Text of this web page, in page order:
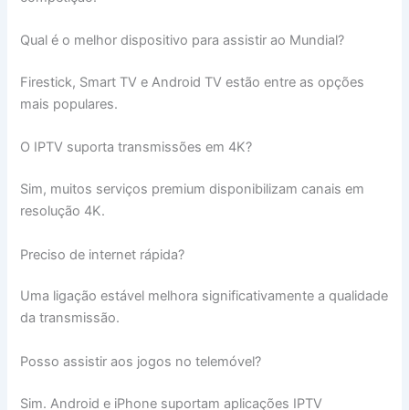
Qual é o melhor dispositivo para assistir ao Mundial?
Firestick, Smart TV e Android TV estão entre as opções
mais populares.
O IPTV suporta transmissões em 4K?
Sim, muitos serviços premium disponibilizam canais em
resolução 4K.
Preciso de internet rápida?
Uma ligação estável melhora significativamente a qualidade
da transmissão.
Posso assistir aos jogos no telemóvel?
Sim. Android e iPhone suportam aplicações IPTV